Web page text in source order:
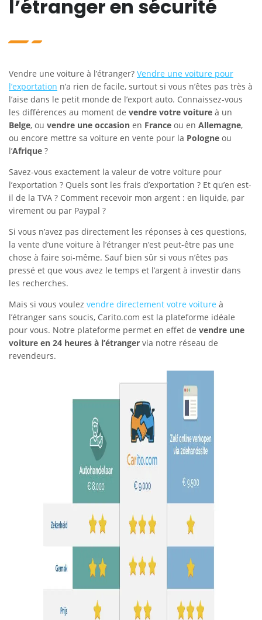
l’étranger en sécurité
Vendre une voiture à l’étranger? Vendre une voiture pour
l’exportation n’a rien de facile, surtout si vous n’êtes pas très à
l’aise dans le petit monde de l’export auto. Connaissez-vous
les différences au moment de vendre votre voiture à un
Belge, ou vendre une occasion en France ou en Allemagne,
ou encore mettre sa voiture en vente pour la Pologne ou
l’Afrique ?
Savez-vous exactement la valeur de votre voiture pour
l’exportation ? Quels sont les frais d’exportation ? Et qu’en est-
il de la TVA ? Comment recevoir mon argent : en liquide, par
virement ou par Paypal ?
Si vous n’avez pas directement les réponses à ces questions,
la vente d’une voiture à l’étranger n’est peut-être pas une
chose à faire soi-même. Sauf bien sûr si vous n’êtes pas
pressé et que vous avez le temps et l’argent à investir dans
les recherches.
Mais si vous voulez vendre directement votre voiture à
l’étranger sans soucis, Carito.com est la plateforme idéale
pour vous. Notre plateforme permet en effet de vendre une
voiture en 24 heures à l’étranger via notre réseau de
revendeurs.